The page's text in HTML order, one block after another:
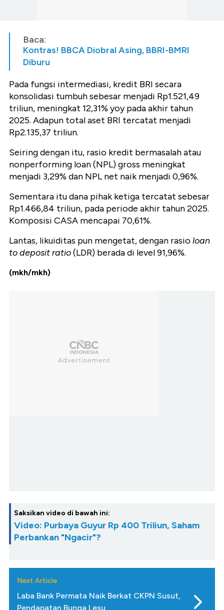
Baca:
Kontras! BBCA Diobral Asing, BBRI-BMRI
Diburu
Pada fungsi intermediasi, kredit BRI secara
konsolidasi tumbuh sebesar menjadi Rp1.521,49
triliun, meningkat 12,31% yoy pada akhir tahun
2025. Adapun total aset BRI tercatat menjadi
Rp2.135,37 triliun.
Seiring dengan itu, rasio kredit bermasalah atau
nonperforming loan (NPL) gross meningkat
menjadi 3,29% dan NPL net naik menjadi 0,96%.
Sementara itu dana pihak ketiga tercatat sebesar
Rp1.466,84 triliun, pada periode akhir tahun 2025.
Komposisi CASA mencapai 70,61%.
Lantas, likuiditas pun mengetat, dengan rasioloan
to deposit ratio(LDR) berada di level 91,96%.
(mkh/mkh)
Saksikan video di bawah ini:
Video: Purbaya Guyur Rp 400 Triliun, Saham
Perbankan "Ngacir"?
Next Article
Laba Bank Permata Naik Berkat CKPN Susut,
Pendapatan Bunga Lesu